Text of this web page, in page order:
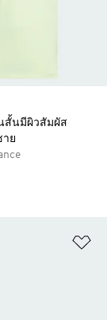
สั้นมีผิวสัมผัส
าย